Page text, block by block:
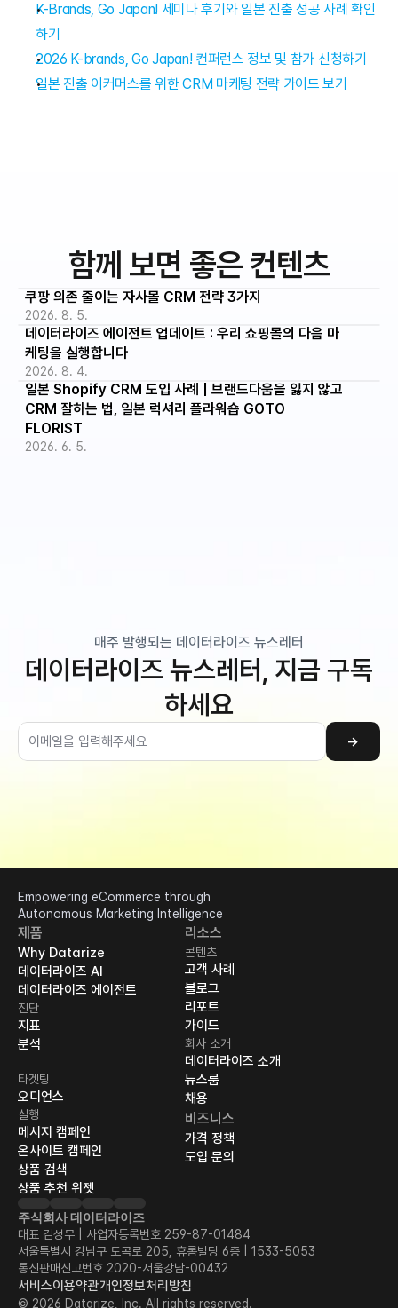
K-Brands, Go Japan! 세미나 후기와 일본 진출 성공 사례 확인
하기
2026 K-brands, Go Japan! 컨퍼런스 정보 및 참가 신청하기
일본 진출 이커머스를 위한 CRM 마케팅 전략 가이드 보기
함께 보면 좋은 컨텐츠
쿠팡 의존 줄이는 자사몰 CRM 전략 3가지
2026. 8. 5.
데이터라이즈 에이전트 업데이트 : 우리 쇼핑몰의 다음 마
케팅을 실행합니다
2026. 8. 4.
일본 Shopify CRM 도입 사례 | 브랜드다움을 잃지 않고
CRM 잘하는 법, 일본 럭셔리 플라워숍 GOTO
FLORIST
2026. 6. 5.
매주 발행되는 데이터라이즈 뉴스레터
데이터라이즈 뉴스레터, 지금 구독
하세요
→
Empowering eCommerce through
Autonomous Marketing Intelligence
제품
Why Datarize
데이터라이즈 AI
데이터라이즈 에이전트
타겟팅
오디언스
진단
지표
분석
실행
메시지 캠페인
온사이트 캠페인
상품 추천 위젯
상품 검색
리소스
콘텐츠
고객 사례
블로그
리포트
가이드
회사 소개
데이터라이즈 소개
뉴스룸
채용
비즈니스
가격 정책
도입 문의
© 2026 Datarize, Inc. All rights reserved.
주식회사 데이터라이즈
대표 김성무 | 사업자등록번호 259-87-01484
서울특별시 강남구 도곡로 205, 휴롬빌딩 6층 | 1533-5053
통신판매신고번호 2020-서울강남-00432
서비스이용약관개인정보처리방침